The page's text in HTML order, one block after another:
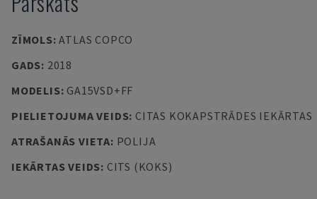
ZĪMOLS:ATLAS COPCO
GADS: 2018
MODELIS: GA15VSD+FF
PIELIETOJUMA VEIDS: CITAS KOKAPSTRĀDES IEKĀRTAS
ATRAŠANĀS VIETA: POLIJA
IEKĀRTAS VEIDS: CITS (KOKS)